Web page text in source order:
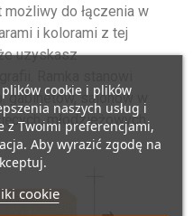
do łączenia w
i kolorami z tej
uzyskasz
gabinetów, salonów w
młodzieżowych
cookie i plików
naszych usług i
z Twoimi preferencjami,
Aby wyrazić zgodę na
cookie